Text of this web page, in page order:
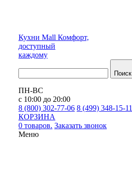
Кухни Mall Комфорт,
доступный
каждому
Поиск
ПН-ВС
с 10:00 до 20:00
8 (800) 302-77-06 8 (499) 348-15-11
КОРЗИНА
0 товаров. Заказать звонок
Меню